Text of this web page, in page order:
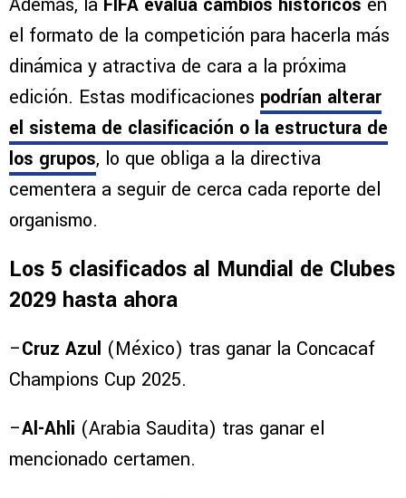
el formato de la competición para hacerla más
dinámica y atractiva de cara a la próxima
edición. Estas modificaciones podrían alterar
el sistema de clasificación o la estructura de
los grupos, lo que obliga a la directiva
cementera a seguir de cerca cada reporte del
organismo.
Los 5 clasificados al Mundial de Clubes
2029 hasta ahora
–Cruz Azul (México) tras ganar la Concacaf
Champions Cup 2025.
–Al-Ahli (Arabia Saudita) tras ganar el
mencionado certamen.